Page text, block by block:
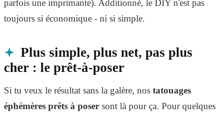
parfois une imprimante). Additionné, le DIY n'est pas
toujours si économique - ni si simple.
Plus simple, plus net, pas plus
cher : le prêt-à-poser
Si tu veux le résultat sans la galère, nos tatouages
éphémères prêts à poser sont là pour ça. Pour quelques